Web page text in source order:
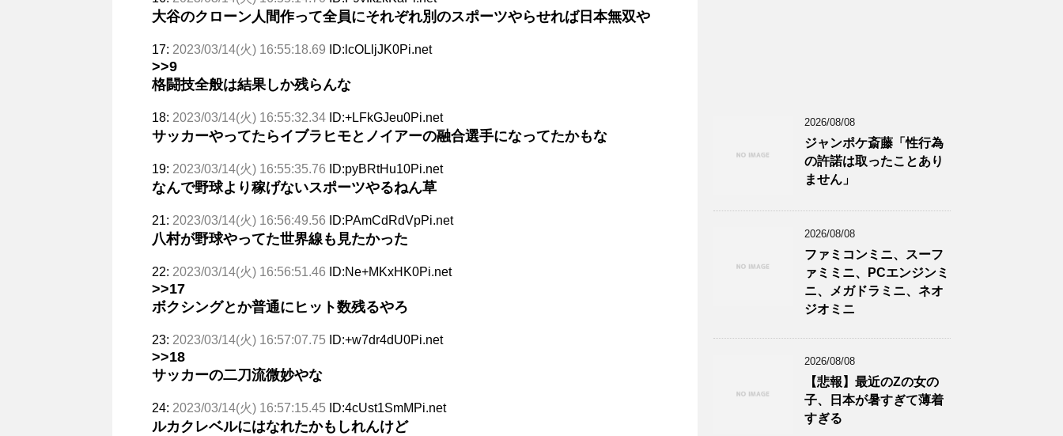
大谷のクローン人間作って全員にそれぞれ別のスポーツやらせれば日本無双や
17: 2023/03/14(火) 16:55:18.69 ID:lcOLljJK0Pi.net
>>9
格闘技全般は結果しか残らんな
18: 2023/03/14(火) 16:55:32.34 ID:+LFkGJeu0Pi.net
サッカーやってたらイブラヒモとノイアーの融合選手になってたかもな
19: 2023/03/14(火) 16:55:35.76 ID:pyBRtHu10Pi.net
なんで野球より稼げないスポーツやるねん草
21: 2023/03/14(火) 16:56:49.56 ID:PAmCdRdVpPi.net
八村が野球やってた世界線も見たかった
22: 2023/03/14(火) 16:56:51.46 ID:Ne+MKxHK0Pi.net
>>17
ボクシングとか普通にヒット数残るやろ
23: 2023/03/14(火) 16:57:07.75 ID:+w7dr4dU0Pi.net
>>18
サッカーの二刀流微妙やな
24: 2023/03/14(火) 16:57:15.45 ID:4cUst1SmMPi.net
ルカクレベルにはなれたかもしれんけど
2026/08/08
ジャンポケ斎藤「性行為
の許諾は取ったことあり
ません」
2026/08/08
ファミコンミニ、スーフ
ァミミニ、PCエンジンミ
ニ、メガドラミニ、ネオ
ジオミニ
2026/08/08
【悲報】最近のZの女の
子、日本が暑すぎて薄着
すぎる